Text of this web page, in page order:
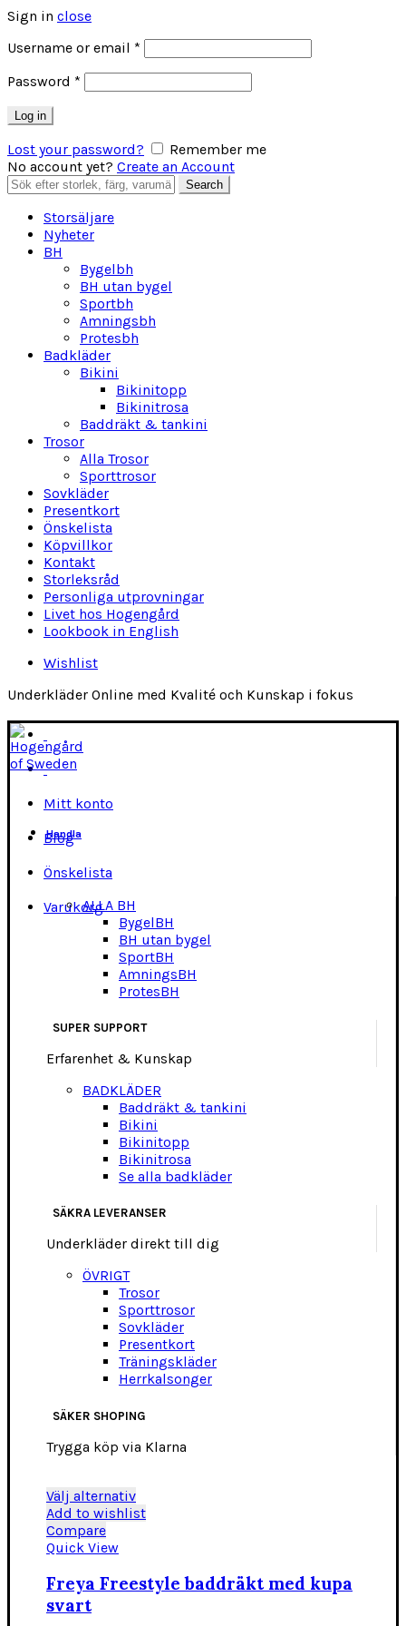
Sign in close
Username or email *
Password *
Log in
Lost your password?
Remember me
No account yet? Create an Account
Search
for:
Search
Storsäljare
Nyheter
BH
Bygelbh
BH utan bygel
Sportbh
Amningsbh
Protesbh
Badkläder
Bikini
Bikinitopp
Bikinitrosa
Baddräkt & tankini
Trosor
Alla Trosor
Sporttrosor
Sovkläder
Presentkort
Önskelista
Köpvillkor
Kontakt
Storleksråd
Personliga utprovningar
Livet hos Hogengård
Lookbook in English
Wishlist
Underkläder Online med Kvalité och Kunskap i fokus
Mitt konto
Blog
Önskelista
Varukorg
Handla
ALLA BH
BygelBH
BH utan bygel
SportBH
AmningsBH
ProtesBH
SUPER SUPPORT
Erfarenhet & Kunskap
BADKLÄDER
Baddräkt & tankini
Bikini
Bikinitopp
Bikinitrosa
Se alla badkläder
SÄKRA LEVERANSER
Underkläder direkt till dig
ÖVRIGT
Trosor
Sporttrosor
Sovkläder
Presentkort
Träningskläder
Herrkalsonger
SÄKER SHOPING
Trygga köp via Klarna
Välj alternativDen
här
varianter.
Add to wishlist
Compare
Quick View
Freya Freestyle baddräkt med kupa
svart